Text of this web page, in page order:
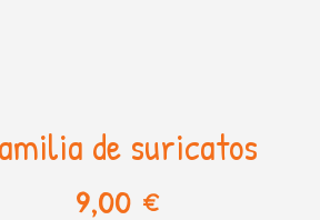
de suricatos
9,00 €Precio